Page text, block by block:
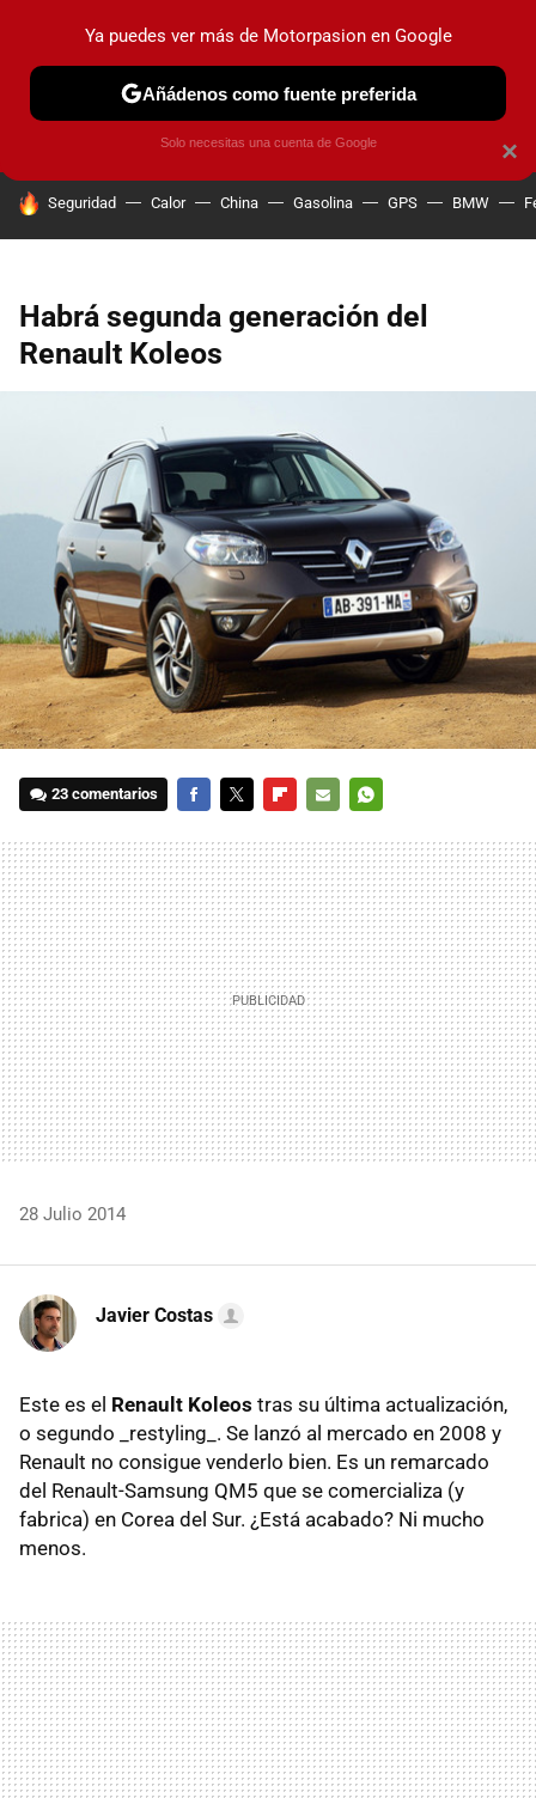
PRUEBAS COCHES ELÉCTRICOS OBSERVATORIO
HOY SE HABLA DE
Seguridad Calor China Gasolina GPS BMW
Habrá segunda generación del
Renault Koleos
23 comentarios
MAIL
28 Julio 2014
Javier Costas
Este es el Renault Koleos tras su última actualización,
o segundo _restyling_. Se lanzó al mercado en 2008 y
Renault no consigue venderlo bien. Es un remarcado
del Renault-Samsung QM5 que se comercializa (y
fabrica) en Corea del Sur. ¿Está acabado? Ni mucho
menos.
×
Ya puedes ver más de Motorpasion en Google
Añádenos como fuente preferida
Solo necesitas una cuenta de Google